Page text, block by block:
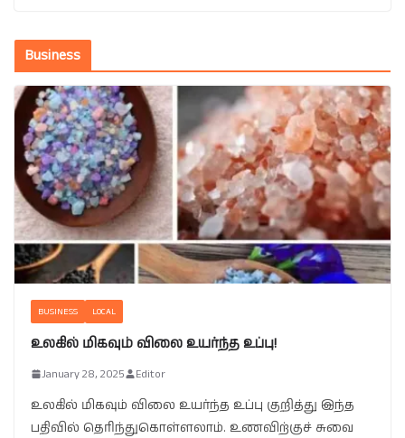
Business
BUSINESS LOCAL
உலகில் மிகவும் விலை உயர்ந்த உப்பு!
January 28, 2025 Editor
உலகில் மிகவும் விலை உயர்ந்த உப்பு குறித்து இந்த
பதிவில் தெரிந்துகொள்ளலாம். உணவிற்குச் சுவை